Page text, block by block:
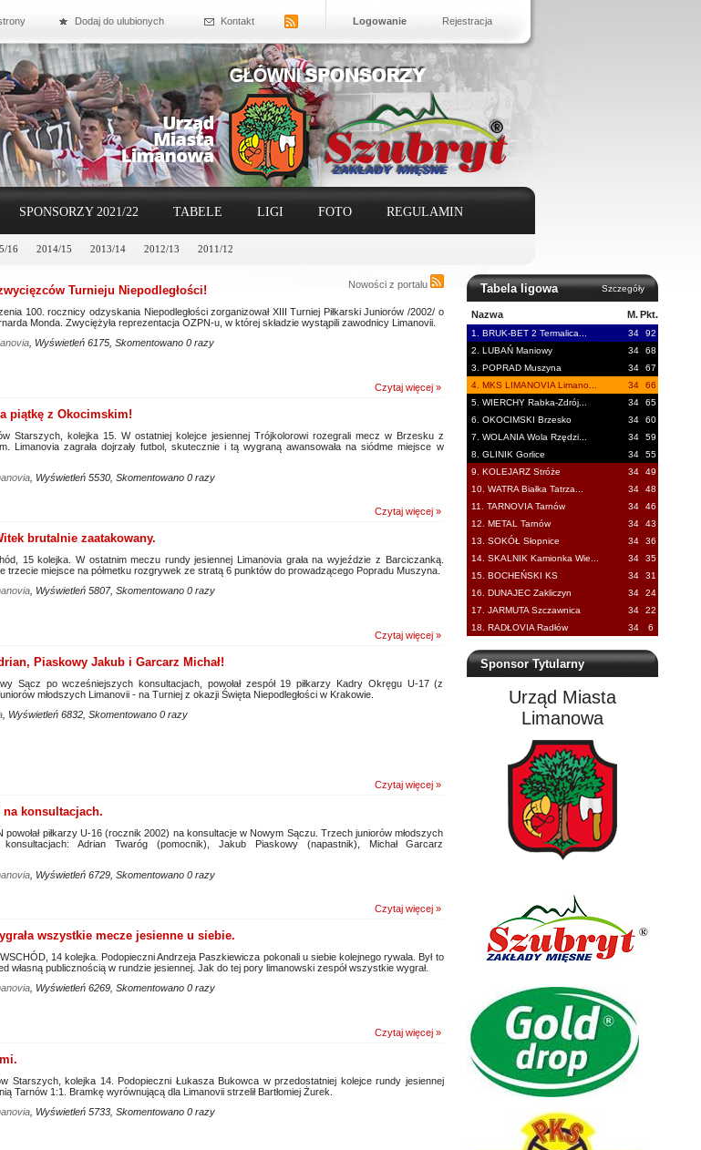
Dodaj do ulubionych Kontakt Logowanie Rejestracja
16 2014/15 2013/14 2012/13 2011/12
SPONSORZY 2021/22 TABELE LIGI FOTO REGULAMIN
Tabela ligowa Szczegóły
Nazwa M. Pkt.
1. BRUK-BET 2 Termalica... 34
92
2. LUBAŃ Maniowy
34
68
3. POPRAD Muszyna
34
67
4. MKS LIMANOVIA Limano...
34
66
5. WIERCHY Rabka-Zdrój...
34
65
6. OKOCIMSKI Brzesko
34
60
7. WOLANIA Wola Rzędzi...
34
59
8. GLINIK Gorlice
34
55
9. KOLEJARZ Stróże
34
49
10. WATRA Białka Tatrza...
34
48
11. TARNOVIA Tarnów
34
46
12. METAL Tarnów
34
43
13. SOKÓŁ Słopnice
34
36
14. SKALNIK Kamionka Wie...
34
35
15. BOCHEŃSKI KS
34
31
16. DUNAJEC Zakliczyn
34
24
17. JARMUTA Szczawnica
34
22
18. RADŁOVIA Radłów
34 6
Sponsor Tytularny
Urząd Miasta
Limanowa
Turnieju Niepodległości!
100. rocznicy odzyskania Niepodległości zorganizował XIII Turniej Piłkarski Juniorów /2002/ o
Monda. Zwyciężyła reprezentacja OZPN-u, w której składzie wystąpili zawodnicy Limanovii.
Czytaj więcej »
, Wyświetleń 6175, Skomentowano 0 razy
piątkę z Okocimskim!
Starszych, kolejka 15. W ostatniej kolejce jesiennej Trójkolorowi rozegrali mecz w Brzesku z
Limanovia zagrała dojrzały futbol, skutecznie i tą wygraną awansowała na siódme miejsce w
Czytaj więcej »
, Wyświetleń 5530, Skomentowano 0 razy
brutalnie zaatakowany.
15 kolejka. W ostatnim meczu rundy jesiennej Limanovia grała na wyjeździe z Barciczanką.
trzecie miejsce na półmetku rozgrywek ze stratą 6 punktów do prowadzącego Popradu Muszyna.
Czytaj więcej »
, Wyświetleń 5807, Skomentowano 0 razy
Piaskowy Jakub i Garcarz Michał!
Sącz po wcześniejszych konsultacjach, powołał zespół 19 piłkarzy Kadry Okręgu U-17 (z
młodszych Limanovii - na Turniej z okazji Święta Niepodległości w Krakowie.
Czytaj więcej »
, Wyświetleń 6832, Skomentowano 0 razy
na konsultacjach.
powołał piłkarzy U-16 (rocznik 2002) na konsultacje w Nowym Sączu. Trzech juniorów młodszych
Adrian Twaróg (pomocnik), Jakub Piaskowy (napastnik), Michał Garcarz
Czytaj więcej »
, Wyświetleń 6729, Skomentowano 0 razy
wszystkie mecze jesienne u siebie.
14 kolejka. Podopieczni Andrzeja Paszkiewicza pokonali u siebie kolejnego rywala. Był to
własną publicznością w rundzie jesiennej. Jak do tej pory limanowski zespół wszystkie wygrał.
Czytaj więcej »
, Wyświetleń 6269, Skomentowano 0 razy
Starszych, kolejka 14. Podopieczni Łukasza Bukowca w przedostatniej kolejce rundy jesiennej
Tarnów 1:1. Bramkę wyrównującą dla Limanovii strzelił Bartłomiej Żurek.
, Wyświetleń 5733, Skomentowano 0 razy
Nowości z portalu